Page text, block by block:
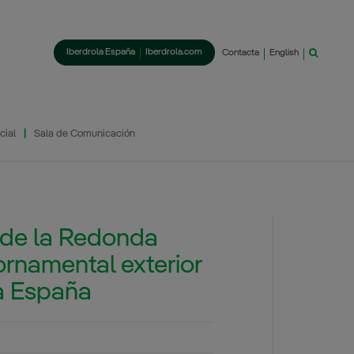
Iberdrola.com
Iberdrola España Contacta English
Sala de Comunicación
la Redonda
exterior
España